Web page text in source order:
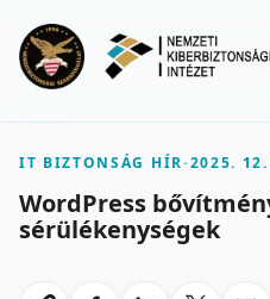
IT BIZTONSÁG HÍR-2025.
WordPress
sérülékenységek